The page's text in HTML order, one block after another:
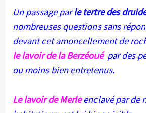
Un passage parle tertre des
nombreuses questions sans
devant cet amoncellement de
le lavoir de la Berzéoué par des
ou moins bien entretenus.
Le lavoir de Merleenclavé par de